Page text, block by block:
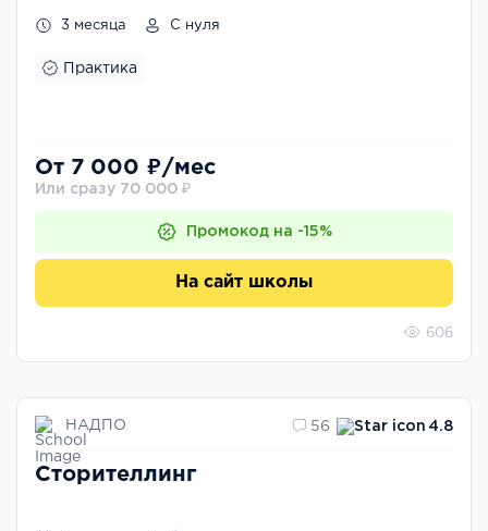
3 месяца С нуля
Практика
От 7 000 ₽/мес
Или сразу 70 000 ₽
Промокод на -15%
На сайт школы
606
НАДПО 56 4.8
Сторителлинг